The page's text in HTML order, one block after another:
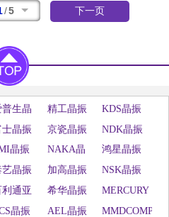
封装，四脚贴片晶振，时钟振荡
振，有源晶振，石英晶振，石英晶
热及耐环境等特点。应用于：通讯
无线网络晶振，导航仪晶振，汽车
安防设备晶振，智能家居等应用。
/5 下一页
普生晶
精工晶振
KDS晶振
士晶振 京瓷晶振
NDK晶振
晶振
NAKA晶
振
鸿星晶振
艺晶振 加高晶振
NSK晶振
利通亚
晶振
希华晶振
MERCURY
晶振
晶振 AEL晶振
MMDCOMP